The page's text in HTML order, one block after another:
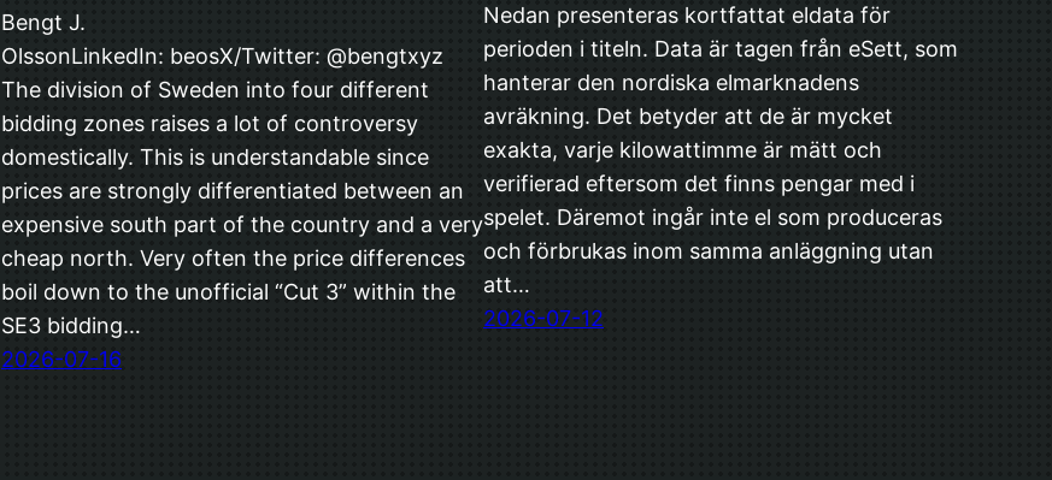
Bengt J.
OlssonLinkedIn: beosX/Twitter: @bengtxyz
The division of Sweden into four different
bidding zones raises a lot of controversy
domestically. This is understandable since
prices are strongly differentiated between an
expensive south part of the country and a very
cheap north. Very often the price differences
boil down to the unofficial “Cut 3” within the
SE3 bidding…
2026-07-16
Nedan presenteras kortfattat eldata för
perioden i titeln. Data är tagen från eSett, som
hanterar den nordiska elmarknadens
avräkning. Det betyder att de är mycket
exakta, varje kilowattimme är mätt och
verifierad eftersom det finns pengar med i
spelet. Däremot ingår inte el som produceras
och förbrukas inom samma anläggning utan
att…
2026-07-12